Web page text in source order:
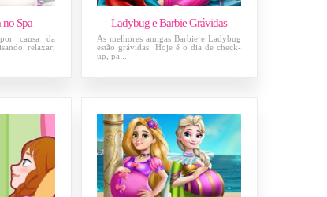
Spa
causa da
relaxar,
Ladybug e Barbie Grávidas
As melhores amigas Barbie e Ladybug
estão grávidas. Hoje é o dia de check-
up, pa...